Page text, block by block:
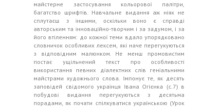
майстерне застосування кольорової палітри,
багатство шрифтів. Навчальне видання аж ніяк не
сплутаєш з іншими, оскільки воно є справді
авторським та інноваційно-творчим і за задумом, і за
його втіленням: до кожної теми вдало упорядковано
словничок особливих лексем, які наче перегукуються
з відповідним малюнком. Не менш промовистим
постає ущільнений текст про особливості
використання певних діалектних слів геніальними
майстрами художнього слова. Імпонує те, як десять
заповідей свідомого українця Івана Огієнка (с.7) в
побудові видання перегукуються з десятьма
порадами, як почати спілкуватися українською (Урок